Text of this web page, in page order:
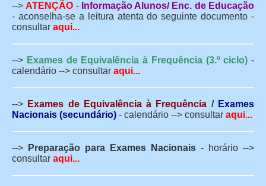
-->ATENÇÃO - Informação Alunos/ Enc. de Educação
- aconselha-se a leitura atenta do seguinte documento -
consultar aqui...
--> Exames de Equivalência à Frequência (3.º ciclo) -
calendário --> consultar aqui...
--> Exames de Equivalência à Frequência / Exames
Nacionais (secundário) - calendário --> consultar aqui...
--> Preparação para Exames Nacionais - horário -->
consultar aqui...